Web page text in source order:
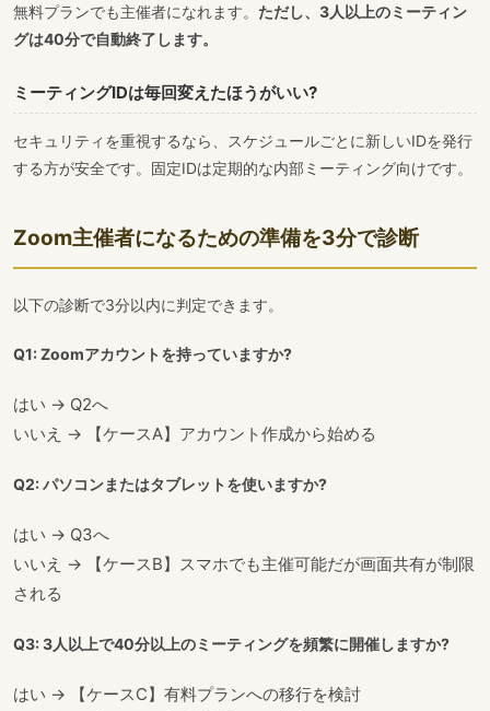
無料プランでも主催者になれます。 ただし、3人以上のミーティン
グは40分で自動終了します。
ミーティングIDは毎回変えたほうがいい?
セキュリティを重視するなら、スケジュールごとに新しいIDを発行
する方が安全です。固定IDは定期的な内部ミーティング向けです。
Zoom主催者になるための準備を3分で診断
以下の診断で3分以内に判定できます。
Q1: Zoomアカウントを持っていますか?
はい → Q2へ
いいえ → 【ケースA】アカウント作成から始める
Q2: パソコンまたはタブレットを使いますか?
はい → Q3へ
いいえ → 【ケースB】スマホでも主催可能だが画面共有が制限
される
Q3: 3人以上で40分以上のミーティングを頻繁に開催しますか?
はい → 【ケースC】有料プランへの移行を検討